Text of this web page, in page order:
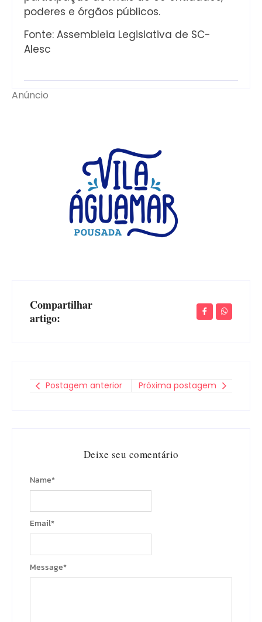
poderes e órgãos públicos.
Fonte: Assembleia Legislativa de SC-
Alesc
Anúncio
Compartilhar
artigo:
Postagem anterior Próxima postagem
Deixe seu comentário
Message*
Name*
Email*